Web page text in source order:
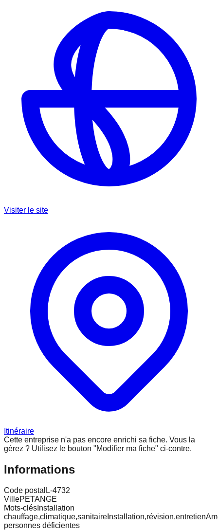
Visiter le site
Itinéraire
Cette entreprise n'a pas encore enrichi sa fiche. Vous la
gérez ? Utilisez le bouton "Modifier ma fiche" ci-contre.
Informations
Code postal L-4732
VillePETANGE
Mots-clés Installation
personnes déficientes